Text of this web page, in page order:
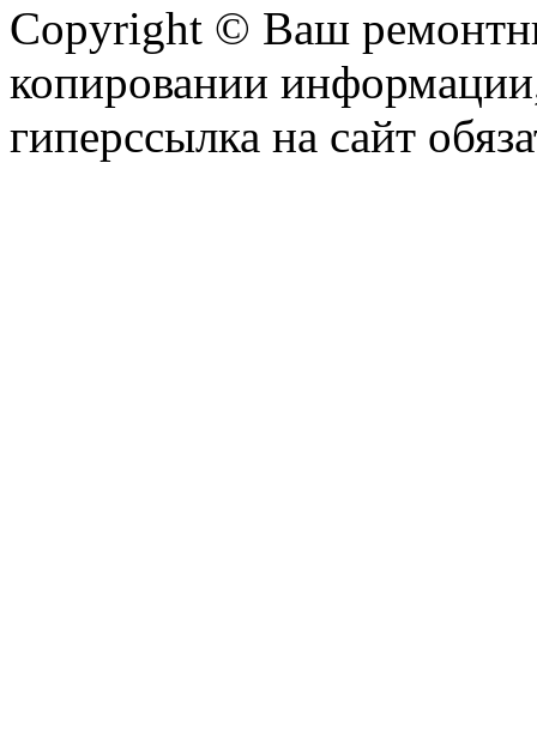
Copyright © Ваш
копировании
гиперссылка на сайт